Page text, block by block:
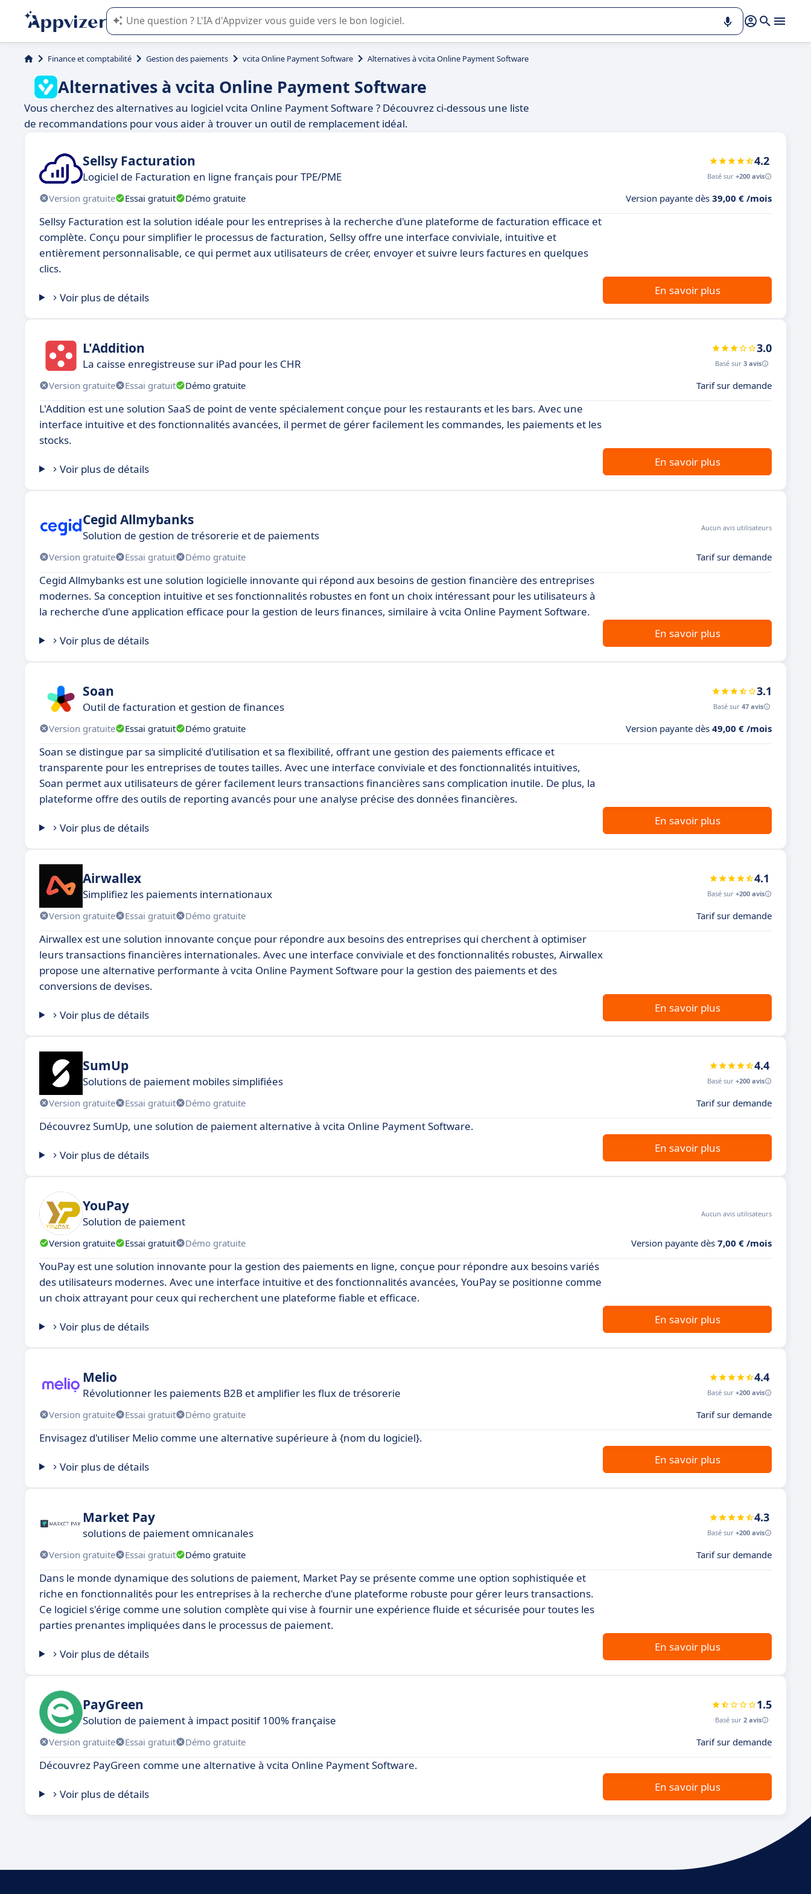
L'IA de Appvizer vous guide dans l'utilisation ou la sélection de logiciel SaaS en entreprise.
Finance et comptabilité Gestion des paiements vcita Online Payment Software Alternatives à vcita Online Payment Software
Alternatives à vcita Online Payment Software
Vous cherchez des alternatives au logiciel vcita Online Payment Software ? Découvrez ci-dessous une liste
de recommandations pour vous aider à trouver un outil de remplacement idéal.
Sellsy Facturation
Logiciel de Facturation en ligne français pour TPE/PME
4.2
Basé sur +200 avis
Version gratuite Essai gratuit Démo gratuite Version payante dès 39,00 € /mois
Sellsy Facturation est la solution idéale pour les entreprises à la recherche d'une plateforme de facturation efficace et
complète. Conçu pour simplifier le processus de facturation, Sellsy offre une interface conviviale, intuitive et
entièrement personnalisable, ce qui permet aux utilisateurs de créer, envoyer et suivre leurs factures en quelques
clics.
Voir plus de détails
En savoir plus
L'Addition
La caisse enregistreuse sur iPad pour les CHR
3.0
Basé sur 3 avis
Version gratuite Essai gratuit Démo gratuite Tarif sur demande
L'Addition est une solution SaaS de point de vente spécialement conçue pour les restaurants et les bars. Avec une
interface intuitive et des fonctionnalités avancées, il permet de gérer facilement les commandes, les paiements et les
stocks.
Voir plus de détails
En savoir plus
Cegid Allmybanks
Solution de gestion de trésorerie et de paiements
Aucun avis utilisateurs
Version gratuite Essai gratuit Démo gratuite Tarif sur demande
Cegid Allmybanks est une solution logicielle innovante qui répond aux besoins de gestion financière des entreprises
modernes. Sa conception intuitive et ses fonctionnalités robustes en font un choix intéressant pour les utilisateurs à
la recherche d'une application efficace pour la gestion de leurs finances, similaire à vcita Online Payment Software.
Voir plus de détails
En savoir plus
Soan
Outil de facturation et gestion de finances
3.1
Basé sur 47 avis
Version gratuite Essai gratuit Démo gratuite Version payante dès 49,00 € /mois
Soan se distingue par sa simplicité d'utilisation et sa flexibilité, offrant une gestion des paiements efficace et
transparente pour les entreprises de toutes tailles. Avec une interface conviviale et des fonctionnalités intuitives,
Soan permet aux utilisateurs de gérer facilement leurs transactions financières sans complication inutile. De plus, la
plateforme offre des outils de reporting avancés pour une analyse précise des données financières.
Voir plus de détails
En savoir plus
Airwallex
Simplifiez les paiements internationaux
4.1
Basé sur +200 avis
Version gratuite Essai gratuit Démo gratuite Tarif sur demande
Airwallex est une solution innovante conçue pour répondre aux besoins des entreprises qui cherchent à optimiser
leurs transactions financières internationales. Avec une interface conviviale et des fonctionnalités robustes, Airwallex
propose une alternative performante à vcita Online Payment Software pour la gestion des paiements et des
conversions de devises.
Voir plus de détails
En savoir plus
SumUp
Solutions de paiement mobiles simplifiées
4.4
Basé sur +200 avis
Version gratuite Essai gratuit Démo gratuite Tarif sur demande
Découvrez SumUp, une solution de paiement alternative à vcita Online Payment Software.
Voir plus de détails
En savoir plus
YouPay
Solution de paiement
Aucun avis utilisateurs
Version gratuite Essai gratuit Démo gratuite Version payante dès 7,00 € /mois
YouPay est une solution innovante pour la gestion des paiements en ligne, conçue pour répondre aux besoins variés
des utilisateurs modernes. Avec une interface intuitive et des fonctionnalités avancées, YouPay se positionne comme
un choix attrayant pour ceux qui recherchent une plateforme fiable et efficace.
Voir plus de détails
En savoir plus
Melio
Révolutionner les paiements B2B et amplifier les flux de trésorerie
4.4
Basé sur +200 avis
Version gratuite Essai gratuit Démo gratuite Tarif sur demande
Envisagez d'utiliser Melio comme une alternative supérieure à {nom du logiciel}.
Voir plus de détails
En savoir plus
Market Pay
solutions de paiement omnicanales
4.3
Basé sur +200 avis
Version gratuite Essai gratuit Démo gratuite Tarif sur demande
Dans le monde dynamique des solutions de paiement, Market Pay se présente comme une option sophistiquée et
riche en fonctionnalités pour les entreprises à la recherche d'une plateforme robuste pour gérer leurs transactions.
Ce logiciel s'érige comme une solution complète qui vise à fournir une expérience fluide et sécurisée pour toutes les
parties prenantes impliquées dans le processus de paiement.
Voir plus de détails
En savoir plus
PayGreen
Solution de paiement à impact positif 100% française
1.5
Basé sur 2 avis
Version gratuite Essai gratuit Démo gratuite Tarif sur demande
Découvrez PayGreen comme une alternative à vcita Online Payment Software.
Voir plus de détails
En savoir plus